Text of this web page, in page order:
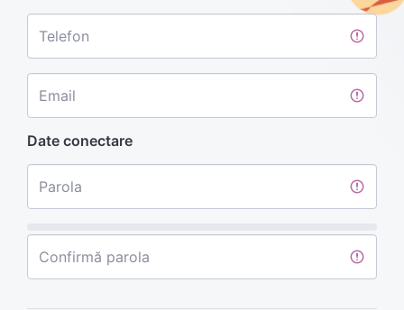
Telefon
Email
Date conectare
Parola
Confirmă parola